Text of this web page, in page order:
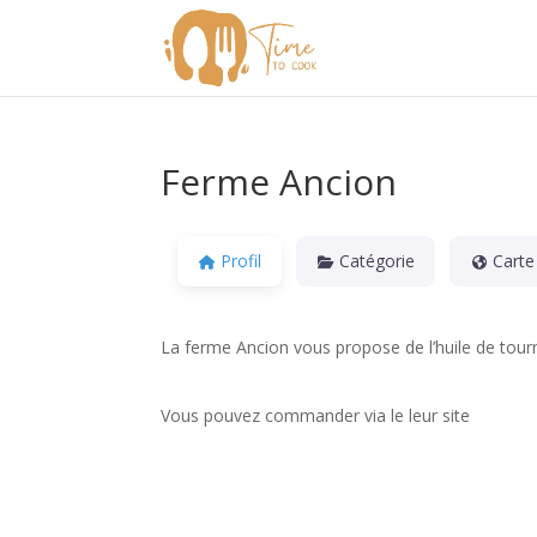
Ferme Ancion
Profil Catégorie Carte
La ferme Ancion vous propose de l’huile de
Vous pouvez commander via le leur site